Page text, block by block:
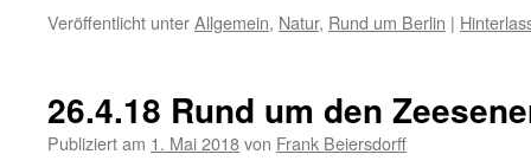
Veröffentlicht unterAllgemein, Natur, Rund um Berlin |
26.4.18 Rund um den
Publiziert am 1. Mai 2018von Frank Beiersdorff